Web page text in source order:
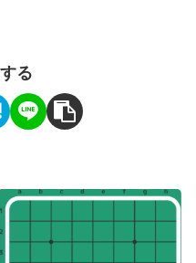
る